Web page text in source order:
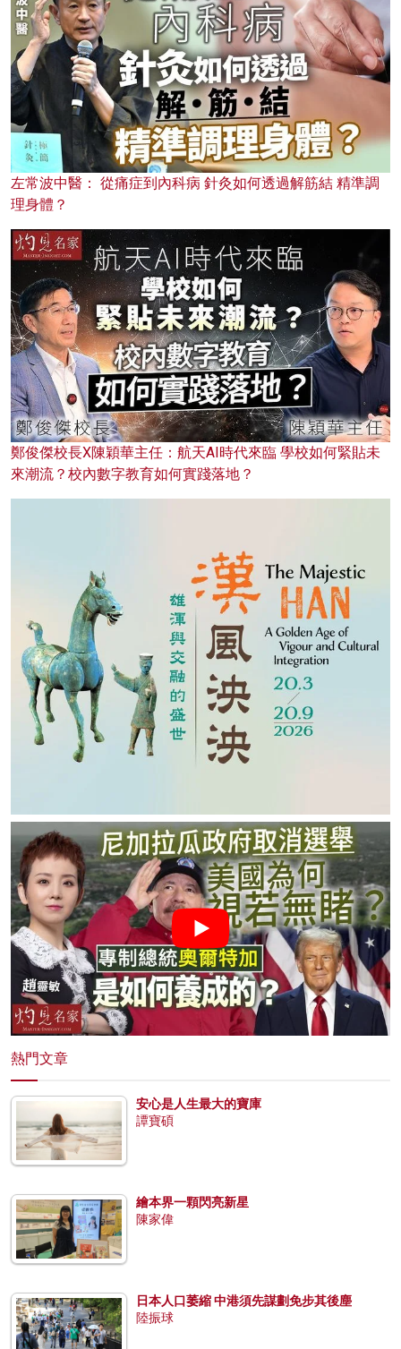
左常波中醫： 從痛症到內科病 針灸如何透過解筋結 精準調
理身體？
鄭俊傑校長X陳穎華主任：航天AI時代來臨 學校如何緊貼未
來潮流？校內數字教育如何實踐落地？
熱門文章
安心是人生最大的寶庫
譚寶碩
繪本界一顆閃亮新星
陳家偉
日本人口萎縮 中港須先謀劃免步其後塵
陸振球